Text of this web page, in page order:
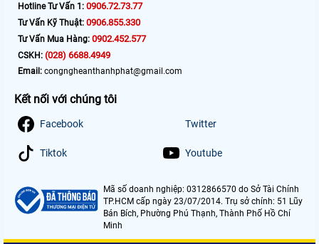
Hotline Tư Vấn 1: 0906.72.73.77
Tư Vấn Kỹ Thuật: 0906.855.330
Tư Vấn Mua Hàng: 0902.452.577
CSKH: (028) 6688.4949
Email: congngheanthanhphat@gmail.com
Kết nối với chúng tôi
Facebook Twitter
Tiktok Youtube
Mã số doanh nghiệp: 0312866570 do Sở Tài Chính
TP.HCM cấp ngày 23/07/2014. Trụ sở chính: 51 Lũy
Bán Bích, Phường Phú Thạnh, Thành Phố Hồ Chí
Minh